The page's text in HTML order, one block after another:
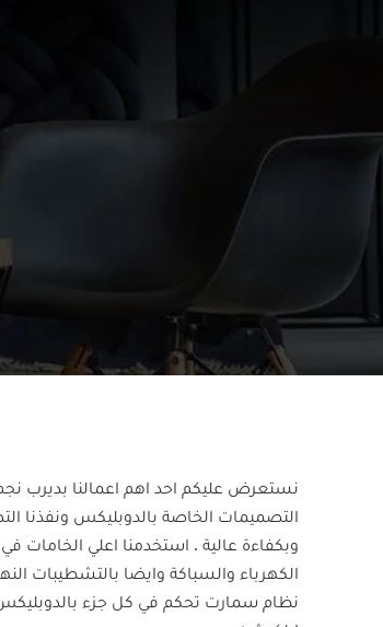
نستعرض عليكم احد اهم اعمالنا بديرب
التصميمات الخاصة بالدوبليكس ونفذنا
وبكفاءة عالية . استخدمنا اعلي الخامات
الكهرباء والسباكة وايضا بالتشطيبات
نظام سمارت تحكم في كل جزء بالدوبليكس